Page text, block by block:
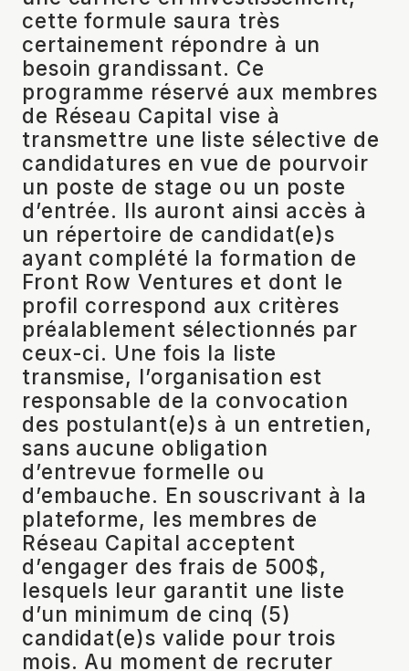
cette formule saura très
certainement répondre à un
besoin grandissant. Ce
programme réservé aux membres
de Réseau Capital vise à
transmettre une liste sélective de
candidatures en vue de pourvoir
un poste de stage ou un poste
d’entrée. Ils auront ainsi accès à
un répertoire de candidat(e)s
ayant complété la formation de
Front Row Ventures et dont le
profil correspond aux critères
préalablement sélectionnés par
ceux-ci. Une fois la liste
transmise, l’organisation est
responsable de la convocation
des postulant(e)s à un entretien,
sans aucune obligation
d’entrevue formelle ou
d’embauche. En souscrivant à la
plateforme, les membres de
Réseau Capital acceptent
d’engager des frais de 500$,
lesquels leur garantit une liste
d’un minimum de cinq (5)
candidat(e)s valide pour trois
mois. Au moment de recruter